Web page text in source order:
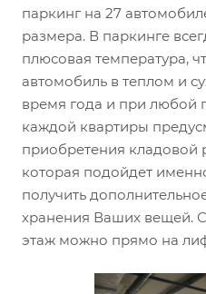
паркинг на 27
размера. В паркинге
плюсовая температура,
автомобиль в теплом и
время года и при любой
каждой квартиры
приобретения кладовой
которая подойдет
получить
хранения Ваших вещей.
этаж можно прямо на